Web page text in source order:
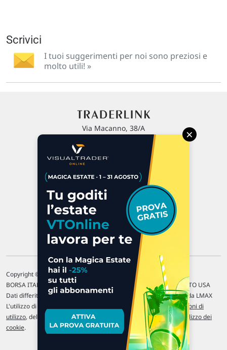
Scrivici
I tuoi suggerimenti per noi sono preziosi e
molto utili! »
Via Macanno, 38/A
P.IVA 02 452 460 401
Chi siamo
Commenti e segnalazioni
Contattaci
Copyright © 1996-2026 Traderlink Italia s.r.l.
BORSA ITALIANA Quotazioni di borsa differite di 15 min. / MERCATO USA
Dati differiti di 15 min. (fonte Intrinio) / FOREX Quotazioni fornite da LMAX
L'utilizzo di questo sito implica l'accettazione delle nostre Condizioni di
utilizzo, del Disclaimer MAR, delle Politiche sulla privacye dell' Utilizzo dei
cookie.
×